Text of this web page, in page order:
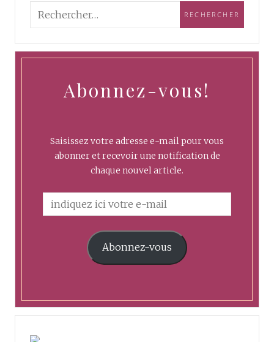
Abonnez-vous!
Saisissez votre adresse e-mail pour vous
abonner et recevoir une notification de
chaque nouvel article.
Abonnez-vous